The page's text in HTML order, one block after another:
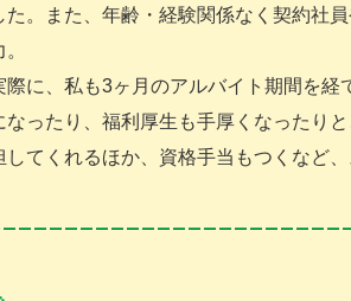
た。また、年齢・経験関係なく契約社
際に、私も3ヶ月のアルバイト期間を経
なったり、福利厚生も手厚くなったり
してくれるほか、資格手当もつくなど